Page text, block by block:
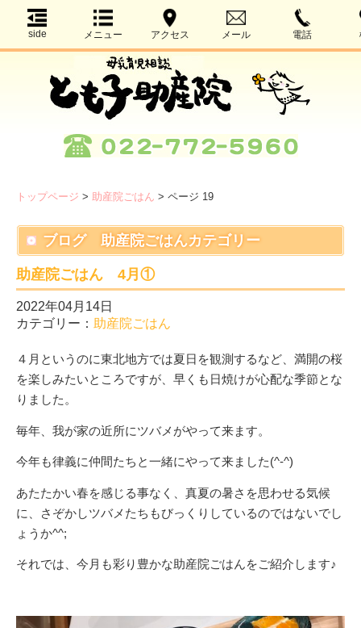
side メニュー アクセス メール 電話
トップページ > 助産院ごはん > ページ 19
ブログ 助産院ごはんカテゴリー
助産院ごはん 4月①
2022年04月14日
カテゴリー： 助産院ごはん
４月というのに東北地方では夏日を観測するなど、満開の桜
を楽しみたいところですが、早くも日焼けが心配な季節とな
りました。
毎年、我が家の近所にツバメがやって来ます。
今年も律義に仲間たちと一緒にやって来ました(^-^)
あたたかい春を感じる事なく、真夏の暑さを思わせる気候
に、さぞかしツバメたちもびっくりしているのではないでし
ょうか^^;
それでは、今月も彩り豊かな助産院ごはんをご紹介します♪